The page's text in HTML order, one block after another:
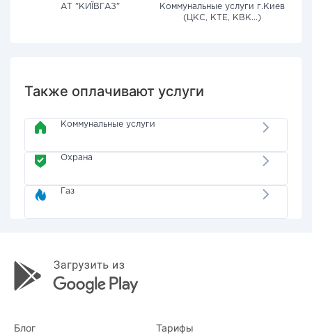
АТ "КИЇВГАЗ"
Коммунальные услуги г.Киев
(ЦКС, КТЕ, КВК...)
Также оплачивают услуги
Коммунальные услуги
Охрана
Газ
Блог Тарифы